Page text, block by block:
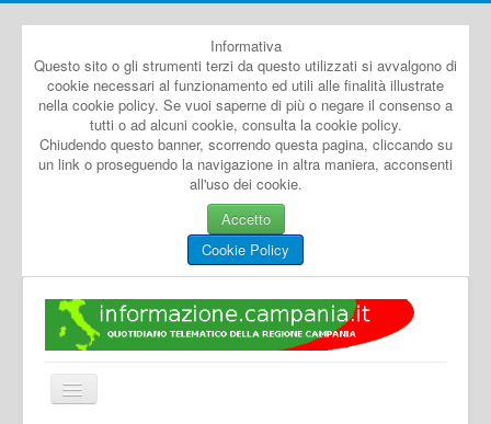
Informativa
Questo sito o gli strumenti terzi da questo utilizzati si avvalgono di
cookie necessari al funzionamento ed utili alle finalità illustrate
nella cookie policy. Se vuoi saperne di più o negare il consenso a
tutti o ad alcuni cookie, consulta la cookie policy.
Chiudendo questo banner, scorrendo questa pagina, cliccando su
un link o proseguendo la navigazione in altra maniera, acconsenti
all'uso dei cookie.
Accetto
Cookie Policy
Cambia
navigazione